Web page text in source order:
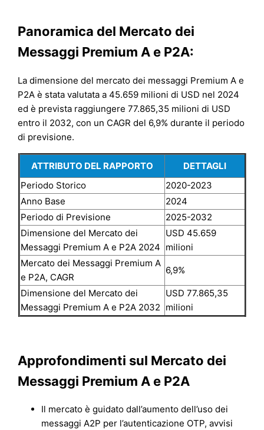
Panoramica del Mercato dei
Messaggi Premium A e P2A:
La dimensione del mercato dei messaggi Premium A e
P2A è stata valutata a 45.659 milioni di USD nel 2024
ed è prevista raggiungere 77.865,35 milioni di USD
entro il 2032, con un CAGR del 6,9% durante il periodo
di previsione.
ATTRIBUTO DEL RAPPORTO
DETTAGLI
Periodo Storico
2020-2023
Anno Base
2024
Periodo di Previsione
2025-2032
Dimensione del Mercato dei
Messaggi Premium A e P2A 2024
USD 45.659
milioni
Mercato dei Messaggi Premium A
e P2A, CAGR
6,9%
Dimensione del Mercato dei
Messaggi Premium A e P2A 2032
USD 77.865,35
milioni
Approfondimenti sul Mercato dei
Messaggi Premium A e P2A
Il mercato è guidato dall’aumento dell’uso dei
messaggi A2P per l’autenticazione OTP, avvisi